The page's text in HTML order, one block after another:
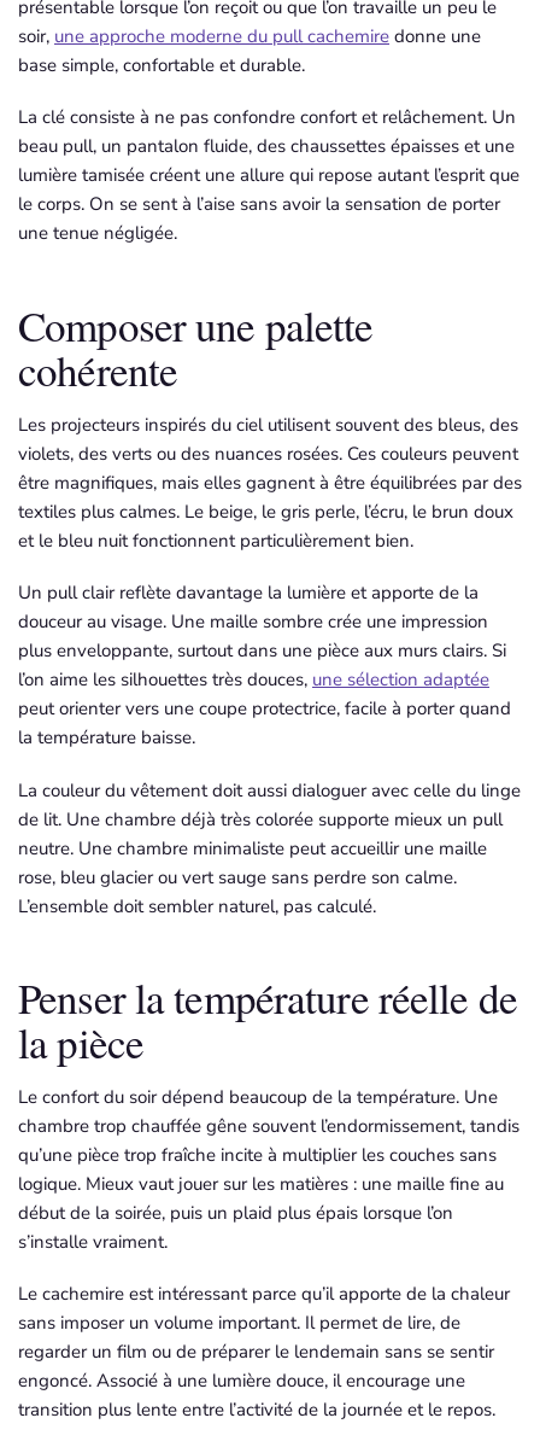
présentable lorsque l’on reçoit ou que l’on travaille un peu le
soir, une approche moderne du pull cachemire donne une
base simple, confortable et durable.
La clé consiste à ne pas confondre confort et relâchement. Un
beau pull, un pantalon fluide, des chaussettes épaisses et une
lumière tamisée créent une allure qui repose autant l’esprit que
le corps. On se sent à l’aise sans avoir la sensation de porter
une tenue négligée.
Composer une palette
cohérente
Les projecteurs inspirés du ciel utilisent souvent des bleus, des
violets, des verts ou des nuances rosées. Ces couleurs peuvent
être magnifiques, mais elles gagnent à être équilibrées par des
textiles plus calmes. Le beige, le gris perle, l’écru, le brun doux
et le bleu nuit fonctionnent particulièrement bien.
Un pull clair reflète davantage la lumière et apporte de la
douceur au visage. Une maille sombre crée une impression
plus enveloppante, surtout dans une pièce aux murs clairs. Si
l’on aime les silhouettes très douces, une sélection adaptée
peut orienter vers une coupe protectrice, facile à porter quand
la température baisse.
La couleur du vêtement doit aussi dialoguer avec celle du linge
de lit. Une chambre déjà très colorée supporte mieux un pull
neutre. Une chambre minimaliste peut accueillir une maille
rose, bleu glacier ou vert sauge sans perdre son calme.
L’ensemble doit sembler naturel, pas calculé.
Penser la température réelle de
la pièce
Le confort du soir dépend beaucoup de la température. Une
chambre trop chauffée gêne souvent l’endormissement, tandis
qu’une pièce trop fraîche incite à multiplier les couches sans
logique. Mieux vaut jouer sur les matières : une maille fine au
début de la soirée, puis un plaid plus épais lorsque l’on
s’installe vraiment.
Le cachemire est intéressant parce qu’il apporte de la chaleur
sans imposer un volume important. Il permet de lire, de
regarder un film ou de préparer le lendemain sans se sentir
engoncé. Associé à une lumière douce, il encourage une
transition plus lente entre l’activité de la journée et le repos.